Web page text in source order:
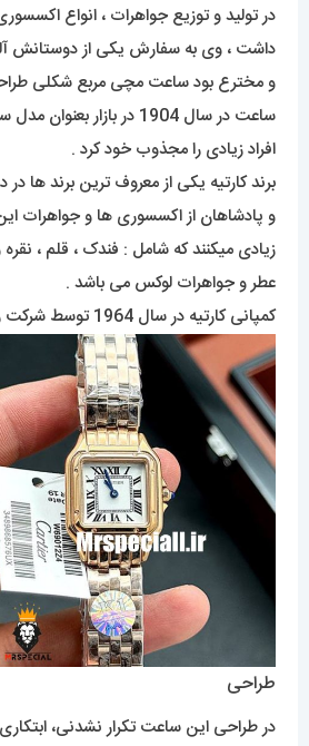
در تولید و توزیع جواهرات ، انواع
داشت ، وی به سفارش یکی از دوستانش
و مخترع بود ساعت مچی مربع شکلی
ساعت در سال 1904 در بازار
افراد زیادی را مجذوب خود کرد .
برند کارتیه یکی از معروف ترین برند ها در
و پادشاهان از اکسسوری ها و جواهرات
زیادی میکنند که شامل : فندک ، قلم ،
عطر و جواهرات لوکس می باشد .
کمپانی کارتیه در سال 1964 توسط شرکت ریشمون خریداری شد .
طراحی
در طراحی این ساعت تکرار نشدنی،